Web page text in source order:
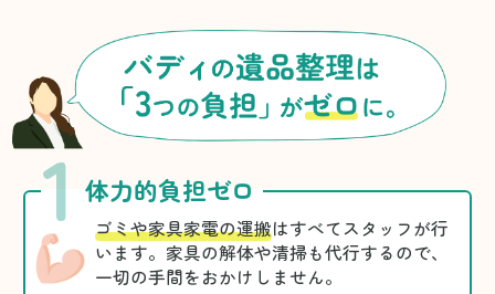
1 体力的負担ゼロ
ゴミや家具家電の運搬はすべてスタッフが行
います。家具の解体や清掃も代行するので、
一切の手間をおかけしません。